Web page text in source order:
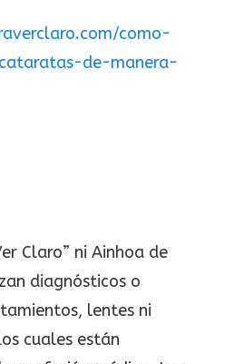
como-
de-manera-
Claro” ni Ainhoa de
diagnósticos o
lentes ni
cuales están